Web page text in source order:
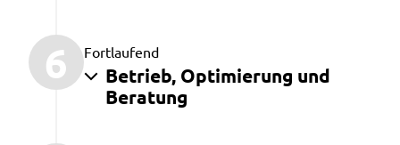
6 Fortlaufend
Betrieb, Optimierung und
Beratung